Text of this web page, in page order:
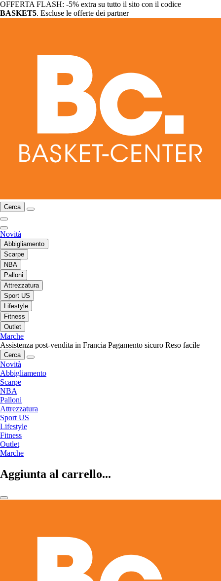
OFFERTA FLASH: -5% extra su tutto il sito con il codice
BASKET5. Escluse le offerte dei partner
Cerca
Novità
Abbigliamento
Scarpe
NBA
Palloni
Attrezzatura
Sport US
Lifestyle
Fitness
Outlet
Marche
Assistenza post-vendita in Francia Pagamento sicuro Reso facile
Cerca
Novità
Abbigliamento
Scarpe
NBA
Palloni
Attrezzatura
Sport US
Lifestyle
Fitness
Outlet
Marche
Aggiunta al carrello...